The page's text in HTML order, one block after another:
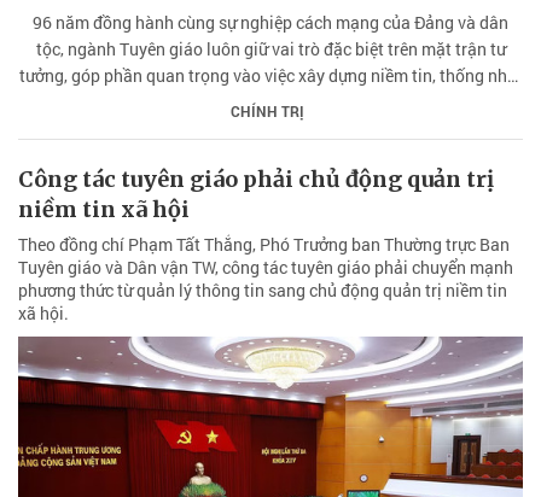
96 năm đồng hành cùng sự nghiệp cách mạng của Đảng và dân
tộc, ngành Tuyên giáo luôn giữ vai trò đặc biệt trên mặt trận tư
tưởng, góp phần quan trọng vào việc xây dựng niềm tin, thống nhất
ý chí và khơi dậy sức mạnh tinh thần của toàn dân tộc.
CHÍNH TRỊ
Công tác tuyên giáo phải chủ động quản trị
niềm tin xã hội
Theo đồng chí Phạm Tất Thắng, Phó Trưởng ban Thường trực Ban
Tuyên giáo và Dân vận TW, công tác tuyên giáo phải chuyển mạnh
phương thức từ quản lý thông tin sang chủ động quản trị niềm tin
xã hội.